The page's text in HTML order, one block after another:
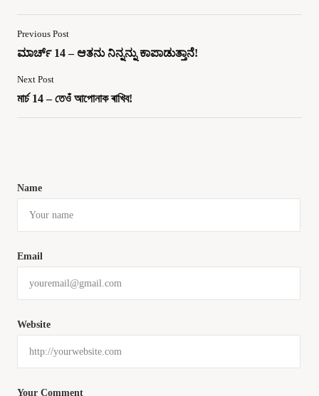
Previous Post
ಮಾರ್ಚ್ 14 – ಆತನು ನಿನ್ನನ್ನು ಕಾಪಾಡುತ್ತಾನೆ!
Next Post
মার্চ 14 – তেওঁ আপোনাক ৰাখিব!
Your Comment
Name
Email
Website